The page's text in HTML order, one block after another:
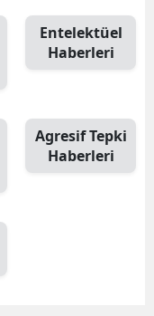
Entelektüel
Haberleri
Agresif Tepki
Haberleri